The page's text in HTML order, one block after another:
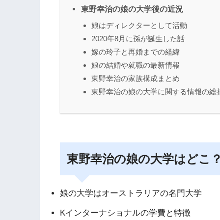
東野幸治の娘の大学後の近況
娘はディレクターとして活動
2020年8月に孫が誕生した話
嫁の玲子と再婚までの経緯
娘の結婚や就職の最新情報
東野幸治の家族構成まとめ
東野幸治の娘の大学に関する情報の総
東野幸治の娘の大学はどこ
娘の大学はオーストラリアの名門大学
Kインターナショナルの学費と特徴